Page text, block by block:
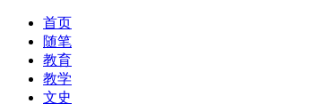
首页
随笔
教育
教学
文史